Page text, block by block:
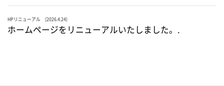
HPリニューアル (2026.4.24)
ホームページをリニューアルいたしました。.